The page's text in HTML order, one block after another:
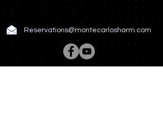
Reservations@montecarlosharm.com